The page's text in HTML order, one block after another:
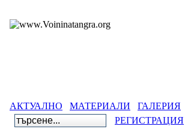
АКТУАЛНО МАТЕРИАЛИ ГАЛЕРИЯ
РЕГИСТРАЦИЯ